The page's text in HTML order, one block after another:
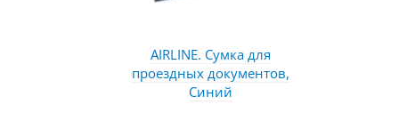
AIRLINE. Сумка для
проездных документов,
Синий